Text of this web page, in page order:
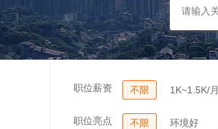
职位薪资 不限 1K~1.5K/月
职位亮点 不限 环境好